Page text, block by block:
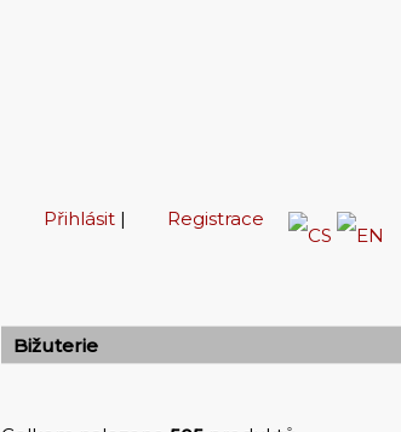
Přihlásit | Registrace
Bižuterie